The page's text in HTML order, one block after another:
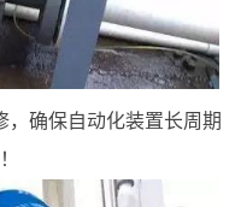
，确保自动化装置长周期